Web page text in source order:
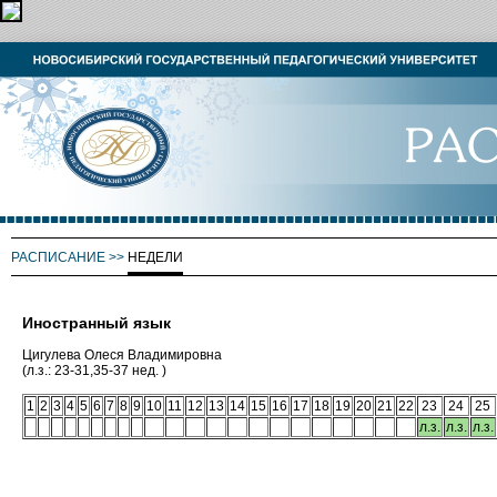
РАСПИСАНИЕ >> НЕДЕЛИ
Иностранный язык
Цигулева Олеся Владимировна
(л.з.: 23-31,35-37 нед. )
1 2 3 4 5 6 7 8 9 10 11 12 13 14 15 16 17 18 19 20 21 22 23 24
25
л.з. л.з. л.з.